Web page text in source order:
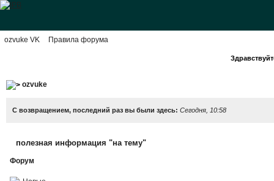
ozvuke VK Правила форума
ozvuke
С возвращением, последний раз вы были здесь: Сегодня, 10:58
полезная информация "на тему"
Форум